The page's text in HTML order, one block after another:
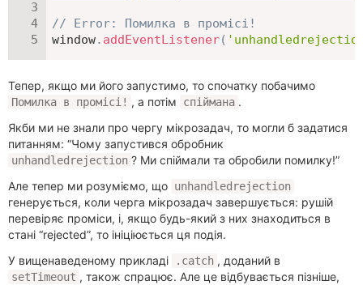
// Error: Помилка в промісі!
window. addEventListener(
Тепер, якщо ми його запустимо, то спочатку побачимо
Помилка в промісі! , а потім спіймана .
Якби ми не знали про чергу мікрозадач, то могли б задатися
питанням: “Чому запустився обробник
unhandledrejection ? Ми спіймали та обробили помилку!”
Але тепер ми розуміємо, що unhandledrejection
генерується, коли черга мікрозадач завершується: рушій
перевіряє проміси, і, якщо будь-який з них знаходиться в
стані “rejected”, то ініціюється ця подія.
У вищенаведеному прикладі
.catch , доданий в
setTimeout , також спрацює. Але це відбувається пізніше,